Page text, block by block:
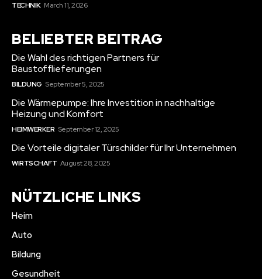
TECHNIK March 11, 2026
BELIEBTER BEITRAG
Die Wahl des richtigen Partners für
Baustofflieferungen
BILDUNG September 5, 2025
Die Wärmepumpe: Ihre Investition in nachhaltige
Heizung und Komfort
HEIMWERKER September 12, 2025
Die Vorteile digitaler Türschilder für Ihr Unternehmen
WIRTSCHAFT August 28, 2025
NÜTZLICHE LINKS
Heim
Auto
Bildung
Gesundheit